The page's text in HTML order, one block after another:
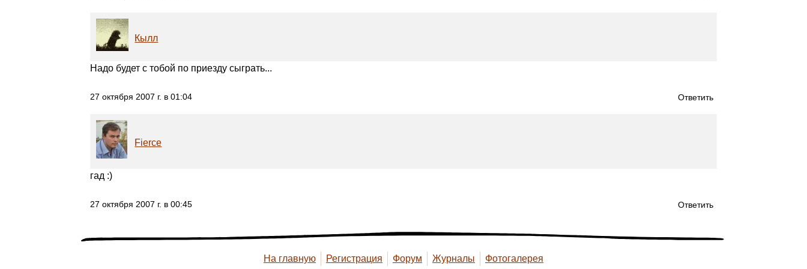
Кылл
Надо будет с тобой по приезду сыграть...
Ответить
27 октября 2007 г. в 01:04
Fierce
гад :)
Ответить
27 октября 2007 г. в 00:45
На главную Регистрация Форум Журналы Фотогалерея